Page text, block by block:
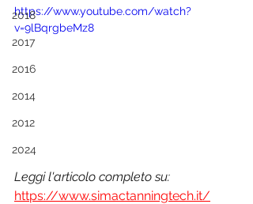
2018
2017
2016
2014
2012
2024
https://www.youtube.com/watch?
v=9lBqrgbeMz8
Leggi l'articolo completo su:
https://www.simactanningtech.it/